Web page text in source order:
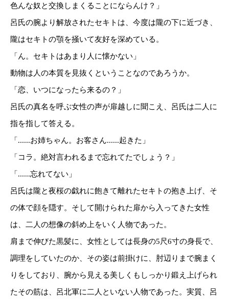
色んな奴と交換しまくることにならんけ？」
呂氏の腕より解放されたセキトは、今度は隴の下に近づき、
隴はセキトの顎を掻いて友好を深めている。
「ん。セキトはあまり人に懐かない」
動物は人の本質を見抜くということなのであろうか。
「恋、いつになったら来るの？」
呂氏の真名を呼ぶ女性の声が扉越しに聞こえ、呂氏は二人に
指を指して答える。
「......お姉ちゃん。お客さん......起きた」
「コラ。絶対言われるまで忘れてたでしょう？」
「......忘れてない」
呂氏は隴と夜桜の戯れに飽きて離れたセキトの抱き上げ、そ
の体で顔を隠す。そして開けられた扉から入ってきた女性
は、二人の想像の斜め上をいく人物であった。
肩まで伸びた黒髪に、女性としては長身の5尺6寸の身長で、
調理をしていたのか、その姿は前掛けに、肘辺りまで腕まく
りをしており、腕から見える美しくもしっかり鍛え上げられ
たその筋は、呂北軍に二人といない人物であった。実質、呂